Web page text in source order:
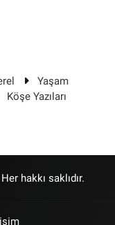
Yaşam
Köşe Yazıları
hakkı saklıdır.